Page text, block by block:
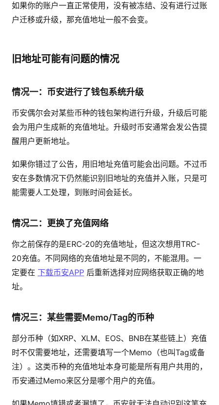
如果你的账户一直正常使用，没有被冻结、没有进行过账
户迁移或升级，那充值地址一般不会变。
旧地址可能有问题的情况
情况一：币安进行了钱包系统升级
币安偶尔会对某些币种的钱包架构进行升级，升级后可能
会为用户生成新的充值地址。升级时币安通常会发公告提
醒用户更新地址。
如果你错过了公告，用旧地址充值可能会出问题。不过币
安在多数情况下仍然能识别旧地址的充值并入账，只是可
能需要人工处理，到账时间会延长。
情况二：更换了充值网络
你之前保存的是ERC-20的充值地址，但这次想用TRC-
20充值。不同网络的充值地址是不同的，不能混用。一
定要在 下载币安APP 后重新选择对应网络获取正确的地
址。
情况三：某些需要Memo/Tag的币种
部分币种（如XRP、XLM、EOS、BNB在某些链上）充值
时不仅需要地址，还需要填写一个Memo（也叫Tag或备
注）。这类币种的充值地址本身可能是所有用户共用的，
币安通过Memo来区分是哪个用户的充值。